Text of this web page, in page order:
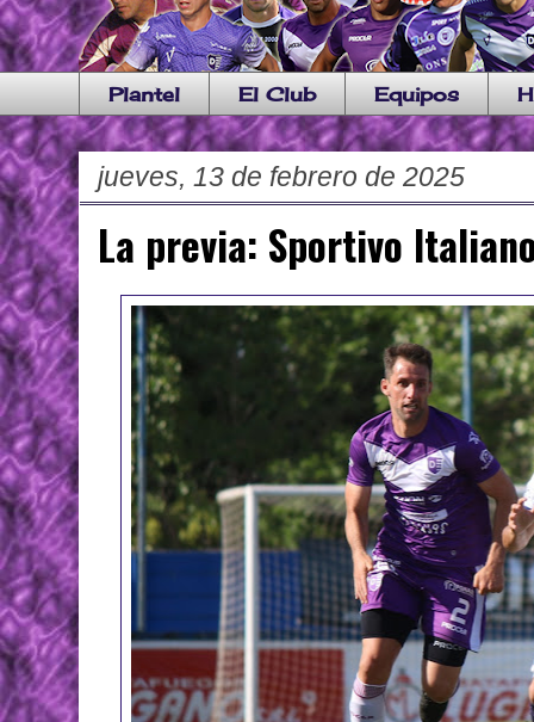
Plantel El Club Equipos
jueves, 13 de febrero de 2025
La previa: Sportivo